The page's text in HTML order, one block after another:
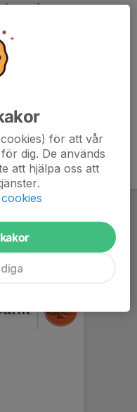
för att vår
dig. De används
att hjälpa oss att